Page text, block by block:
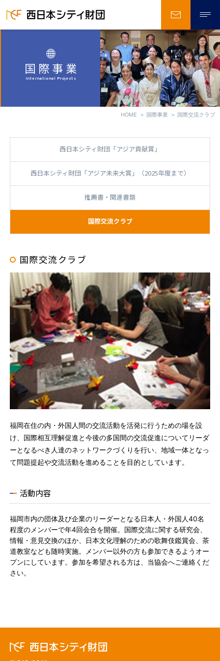
国際事業
International Projects
HOME 国際事業 国際交流クラブ
西日本シティ財団「アジア貢献賞」
西日本シティ財団「アジア未来大賞」（2025年度まで）
推薦書・関連書類
国際交流クラブ
国際交流クラブ
福岡在住の内・外国人間の交流活動を活発に行うための場を設
け、国際相互理解促進と今後の多国間の交流促進についてリーダ
ーとなるべき人達のネットワークづくりを行い、地域一体となっ
て問題提起や交流活動を進めることを目的としています。
活動内容
福岡市内の団体及び企業のリーダーとなる日本人・外国人40名
程度のメンバーで年4回会合を開催。国際交流に関する研究会、
情報・意見交換のほか、日本文化理解のための歌舞伎鑑賞会、茶
道教室なども随時実施。メンバー以外の方も参加できるようオー
プンにしています。参加を希望される方は、当協会へご連絡くだ
さい。